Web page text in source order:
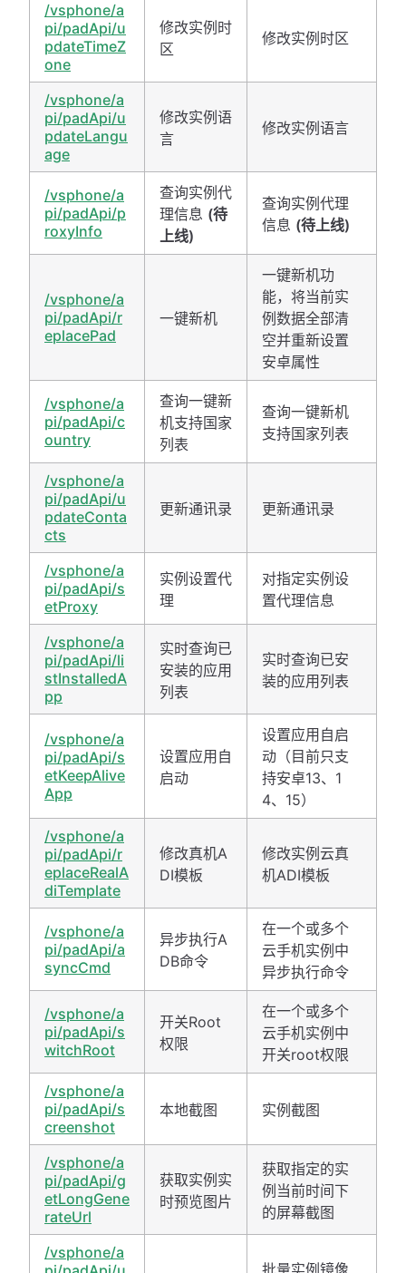
/vsphone/a
pi/padApi/u
pdateTimeZ
one
修改实例时
区
修改实例时区
/vsphone/a
pi/padApi/u
pdateLangu
age
修改实例语
言
修改实例语言
/vsphone/a
pi/padApi/p
roxyInfo
查询实例代
理信息 (待
上线)
查询实例代理
信息 (待上线)
/vsphone/a
pi/padApi/r
eplacePad
一键新机
一键新机功
能，将当前实
例数据全部清
空并重新设置
安卓属性
/vsphone/a
pi/padApi/c
ountry
查询一键新
机支持国家
列表
查询一键新机
支持国家列表
/vsphone/a
pi/padApi/u
pdateConta
cts
更新通讯录 更新通讯录
/vsphone/a
pi/padApi/s
etProxy
实例设置代
理
对指定实例设
置代理信息
/vsphone/a
pi/padApi/li
stInstalledA
pp
实时查询已
安装的应用
列表
实时查询已安
装的应用列表
/vsphone/a
pi/padApi/s
etKeepAlive
App
设置应用自
启动
设置应用自启
动（目前只支
持安卓13、1
4、15）
/vsphone/a
pi/padApi/r
eplaceRealA
diTemplate
修改真机A
DI模板
修改实例云真
机ADI模板
/vsphone/a
pi/padApi/a
syncCmd
异步执行A
DB命令
在一个或多个
云手机实例中
异步执行命令
/vsphone/a
pi/padApi/s
witchRoot
开关Root
权限
在一个或多个
云手机实例中
开关root权限
/vsphone/a
pi/padApi/s
creenshot
本地截图 实例截图
/vsphone/a
pi/padApi/g
etLongGene
rateUrl
获取实例实
时预览图片
获取指定的实
例当前时间下
的屏幕截图
/vsphone/a